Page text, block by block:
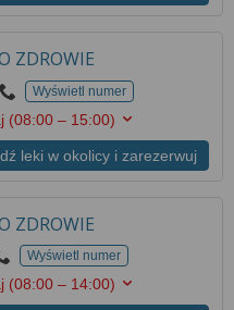
ZDROWIE
Wyświetl numer
(08:00 – 15:00)
leki w okolicy i zarezerwuj
ZDROWIE
Wyświetl numer
(08:00 – 14:00)